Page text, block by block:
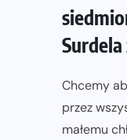
Chcemy
przez
małemu